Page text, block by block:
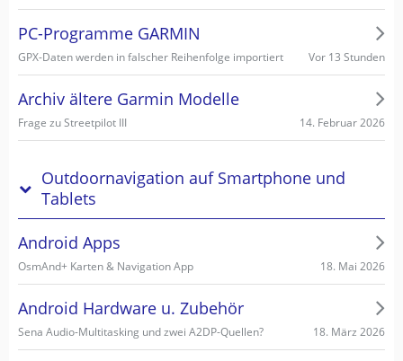
PC-Programme GARMIN
GPX-Daten werden in falscher Reihenfolge importiert Vor 13 Stunden
Archiv ältere Garmin Modelle
Frage zu Streetpilot III 14. Februar 2026
Outdoornavigation auf Smartphone und
Tablets
Android Apps
OsmAnd+ Karten & Navigation App 18. Mai 2026
Android Hardware u. Zubehör
Sena Audio-Multitasking und zwei A2DP-Quellen? 18. März 2026